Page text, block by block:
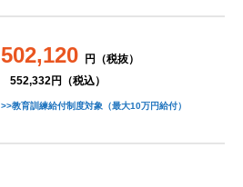
502,120 円（税抜）
552,332円（税込）
>>教育訓練給付制度対象（最大10万円給付）